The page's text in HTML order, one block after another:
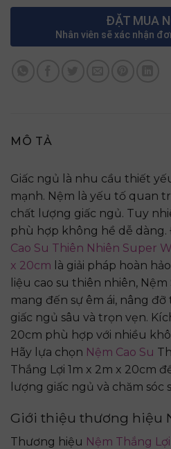
ĐẶT MUA
Nhân viên sẽ xác nhận
MÔ TẢ
Giấc ngủ là nhu cầu thiết
mạnh. Nệm là yếu tố quan
chất lượng giấc ngủ. Tuy
phù hợp không hề dễ
Cao Su Thiên Nhiên Super
x 20cm là giải pháp hoàn
liệu cao su thiên nhiên,
mang đến sự êm ái, nâng
giấc ngủ sâu và trọn vẹn.
20cm phù hợp với nhiều
Hãy lựa chọn Nệm Cao Su
Thắng Lợi 1m x 2m x 20cm
lượng giấc ngủ và chăm sóc
Giới thiệu thương hiệu
Thương hiệu Nệm Thắng Lợi